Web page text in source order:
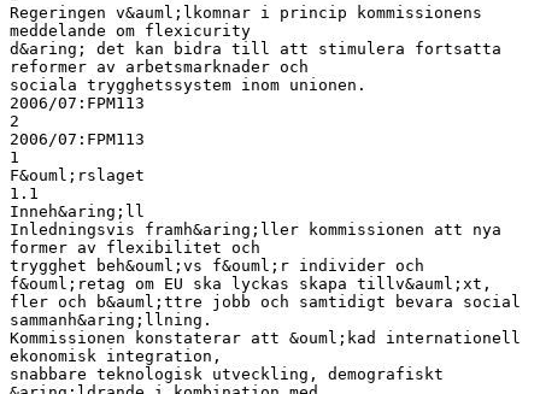
Regeringen v&auml;lkomnar i princip kommissionens
meddelande om flexicurity
d&aring; det kan bidra till att stimulera fortsatta
reformer av arbetsmarknader och
sociala trygghetssystem inom unionen.
2006/07:FPM113
2
2006/07:FPM113
1
F&ouml;rslaget
1.1
Inneh&aring;ll
Inledningsvis framh&aring;ller kommissionen att nya
former av flexibilitet och
trygghet beh&ouml;vs f&ouml;r individer och
f&ouml;retag om EU ska lyckas skapa tillv&auml;xt,
fler och b&auml;ttre jobb och samtidigt bevara social
sammanh&aring;llning.
Kommissionen konstaterar att &ouml;kad internationell
ekonomisk integration,
snabbare teknologisk utveckling, demografiskt